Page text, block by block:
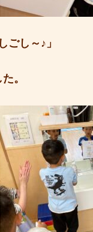
ごし～♪」
。